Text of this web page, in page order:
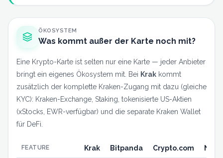
ÖKOSYSTEM
Was kommt außer der Karte noch mit?
Eine Krypto-Karte ist selten nur eine Karte — jeder Anbieter
bringt ein eigenes Ökosystem mit. Bei Krak kommt
zusätzlich der komplette Kraken-Zugang mit dazu (gleiche
KYC): Kraken-Exchange, Staking, tokenisierte US-Aktien
(xStocks, EWR-verfügbar) und die separate Kraken Wallet
für DeFi.
FEATURE Krak Bitpanda Crypto.com Nexo